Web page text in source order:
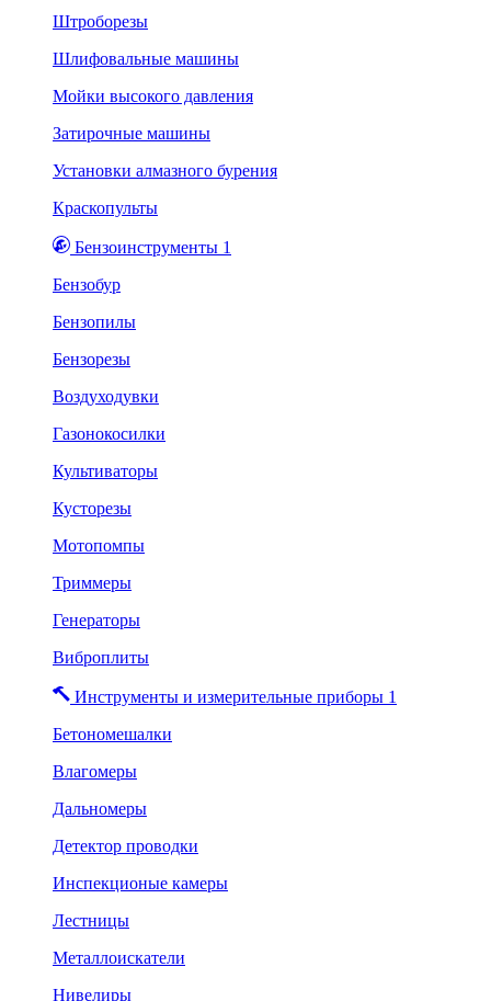
Штроборезы
Шлифовальные машины
Мойки высокого давления
Затирочные машины
Установки алмазного бурения
Краскопульты
Бензоинструменты 1
Бензобур
Бензопилы
Бензорезы
Воздуходувки
Газонокосилки
Культиваторы
Кусторезы
Мотопомпы
Триммеры
Генераторы
Виброплиты
Инструменты и измерительные приборы 1
Бетономешалки
Влагомеры
Дальномеры
Детектор проводки
Инспекционые камеры
Лестницы
Металлоискатели
Нивелиры